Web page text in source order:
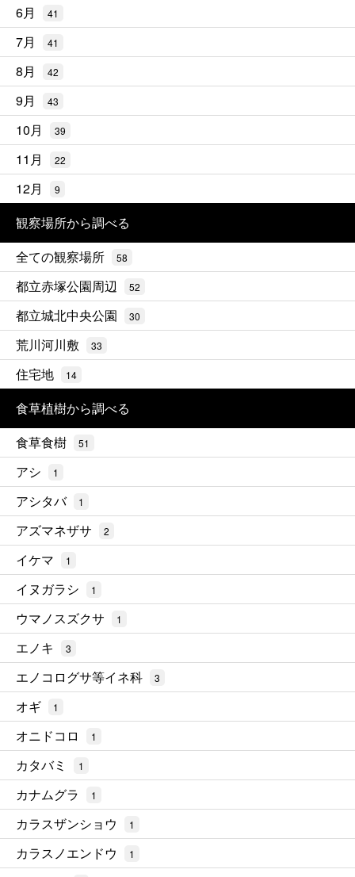
6月 41
7月 41
8月 42
9月 43
10月 39
11月 22
12月 9
観察場所から調べる
全ての観察場所
58
都立赤塚公園周辺 52
都立城北中央公園 30
荒川河川敷 33
住宅地 14
食草植樹から調べる
食草食樹
51
アシ 1
アシタバ 1
アズマネザサ 2
イケマ 1
イヌガラシ 1
ウマノスズクサ 1
エノキ 3
エノコログサ等イネ科 3
オギ 1
オニドコロ 1
カタバミ 1
カナムグラ 1
カラスザンショウ 1
カラスノエンドウ 1